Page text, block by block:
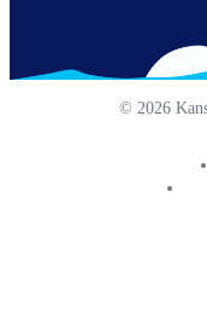
© 2026
Footer